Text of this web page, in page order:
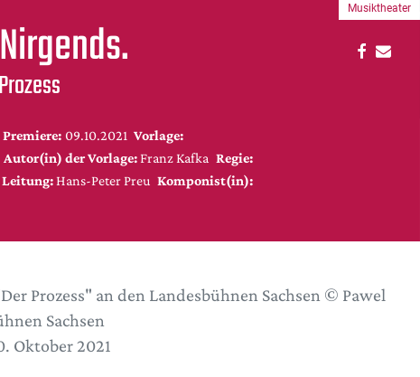
Premiere: 09.10.2021 Vorlage:
Autor(in) der Vorlage: Franz Kafka Regie:
Hans-Peter Preu Komponist(in):
Musiktheater
Prozess" an den Landesbühnen Sachsen © Pawel
Sachsen
Oktober 2021